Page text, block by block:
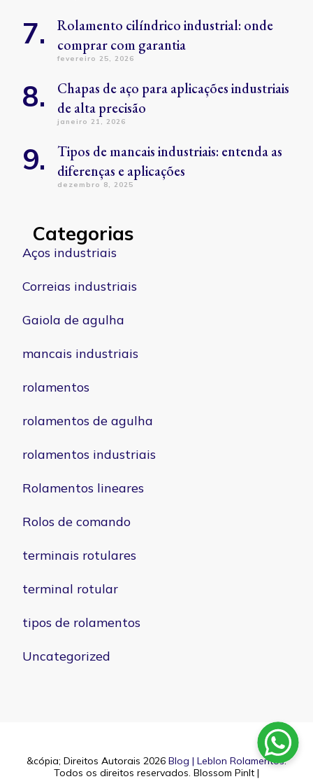
Rolamento cilíndrico industrial: onde
comprar com garantia
fevereiro 25, 2026
Chapas de aço para aplicações industriais
de alta precisão
janeiro 21, 2026
Tipos de mancais industriais: entenda as
diferenças e aplicações
dezembro 8, 2025
Categorias
Aços industriais
Correias industriais
Gaiola de agulha
mancais industriais
rolamentos
rolamentos de agulha
rolamentos industriais
Rolamentos lineares
Rolos de comando
terminais rotulares
terminal rotular
tipos de rolamentos
Uncategorized
&cópia; Direitos Autorais 2026 Blog | Leblon Rolamentos.
Todos os direitos reservados. Blossom PinIt |